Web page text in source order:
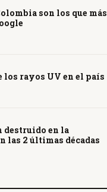
son los que más
rayos UV en el país
destruido en la
las 2 últimas décadas